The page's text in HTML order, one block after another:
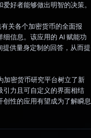
好者能够做出明智的决策。
关各个加密货币的全面报
信息。该应用的 AI 赋能功
提供量身定制的回答，从而提
加密货币研究平台树立了新
引力且可自定义的界面相结
性的应用有望成为了解瞬息